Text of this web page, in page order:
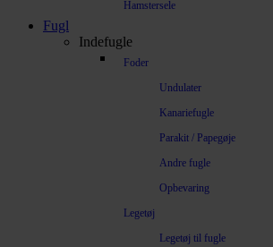
Hamstersele
Fugl
Indefugle
Foder
Undulater
Kanariefugle
Parakit / Papegøje
Andre fugle
Opbevaring
Legetøj
Legetøj til fugle